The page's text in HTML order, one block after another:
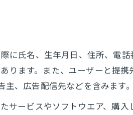
に氏名、生年月日、住所、電
ります。また、ユーザーと提
、広告配信先などを含みます
サービスやソフトウエア、購